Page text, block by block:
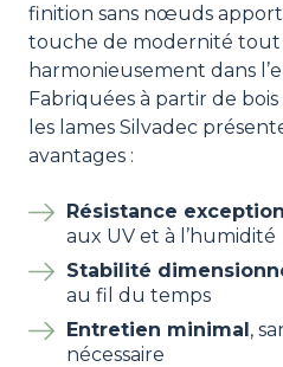
finition sans nœuds
touche de modernité tout
harmonieusement dans
Fabriquées à partir de
les lames Silvadec
avantages :
Résistance
aux UV et à l’humidité
Stabilité
au fil du temps
Entretien minimal,
nécessaire